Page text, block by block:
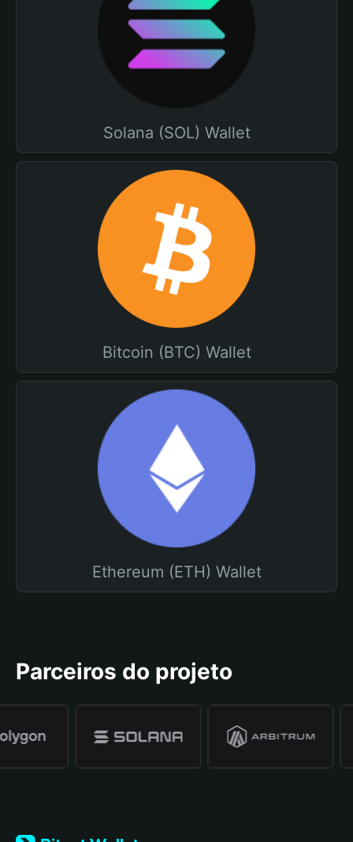
Solana (SOL) Wallet
Bitcoin (BTC) Wallet
Ethereum (ETH) Wallet
Parceiros do projeto